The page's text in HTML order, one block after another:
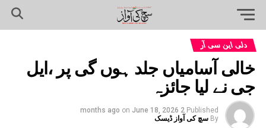
دلی این سی آر
خالی آسامیاں جلد ہوں گی پر ،ایل
جی نے لیا جائزہ
Published
2 months ago
on June 18, 2026
By سچ کی آواز ڈیسک